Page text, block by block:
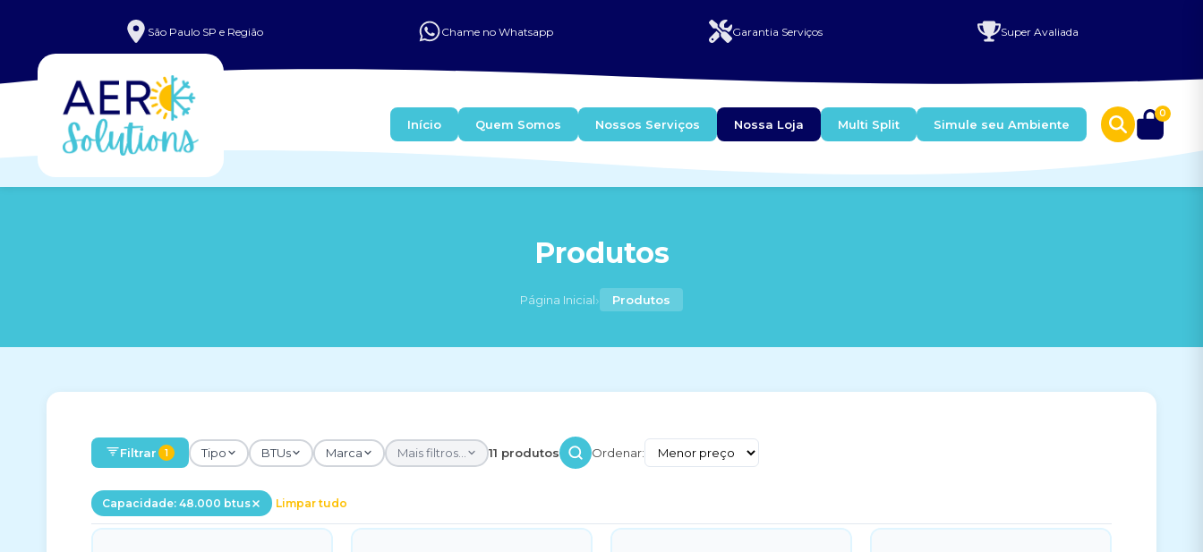
São Paulo SP e Região Chame no Whatsapp Garantia Serviços Super Avaliada
Início Quem Somos Nossos Serviços Nossa Loja Multi Split Simule seu Ambiente
0
Produtos
Página Inicial› Produtos
Filtrar 1 Tipo BTUs Marca Mais filtros... 11 produtos Ordenar:
Capacidade: 48.000 btus Limpar tudo